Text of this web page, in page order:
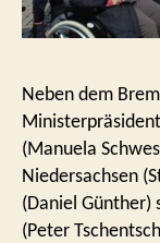
Neben dem
(Manuela
Niedersachsen
(Daniel Günther)
(Peter